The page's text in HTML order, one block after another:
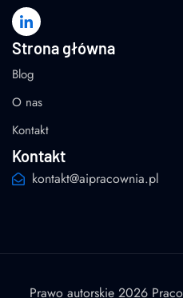
Strona główna
Blog
O nas
Kontakt
Kontakt
kontakt@aipracownia.pl
Prawo autorskie 2026